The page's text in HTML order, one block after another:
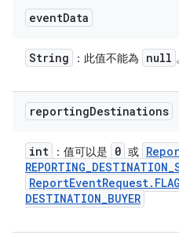
eventData
String ：此值不能為 null 。
reportingDestinations
int ：值可以是 0 或
REPORTING_DESTINATION_
ReportEventRequest. FLAG
DESTINATION_BUYER